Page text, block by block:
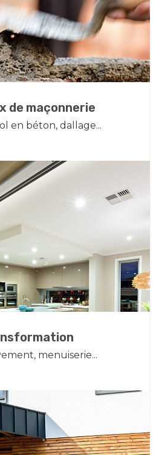
de maçonnerie
en béton, dallage...
menuiserie...